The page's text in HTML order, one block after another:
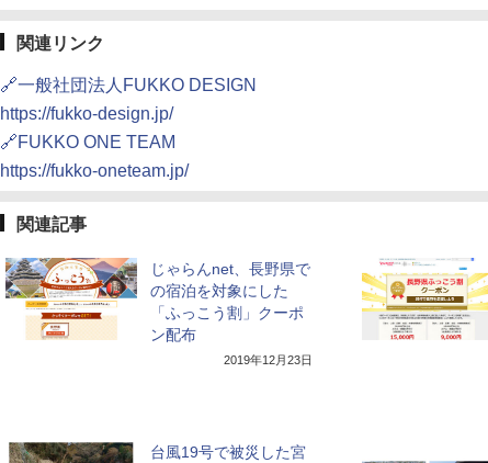
関連リンク
🔗一般社団法人FUKKO DESIGN
https://fukko-design.jp/
🔗FUKKO ONE TEAM
https://fukko-oneteam.jp/
関連記事
じゃらんnet、長野県で
の宿泊を対象にした
「ふっこう割」クーポ
ン配布
2019年12月23日
台風19号で被災した宮